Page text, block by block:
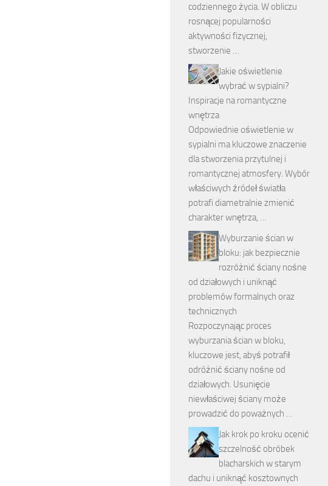
codziennego życia. W obliczu
rosnącej popularności
aktywności fizycznej,
stworzenie …
Jakie oświetlenie
wybrać w sypialni?
Inspiracje na romantyczne
wnętrza
Odpowiednie oświetlenie w
sypialni ma kluczowe znaczenie
dla stworzenia przytulnej i
romantycznej atmosfery. Wybór
właściwych źródeł światła
potrafi diametralnie zmienić
charakter wnętrza, …
Wyburzanie ścian w
bloku: jak bezpiecznie
rozróżnić ściany nośne
od działowych i uniknąć
problemów formalnych oraz
technicznych
Rozpoczynając proces
wyburzania ścian w bloku,
kluczowe jest, abyś potrafił
odróżnić ściany nośne od
działowych. Usunięcie
niewłaściwej ściany może
prowadzić do poważnych …
Jak krok po kroku ocenić
szczelność obróbek
blacharskich w starym
dachu i uniknąć kosztownych